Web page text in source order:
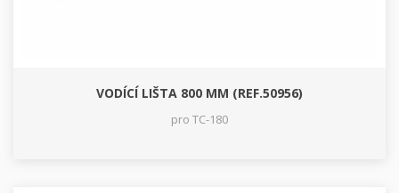
VODÍCÍ LIŠTA 800 MM (REF.50956)
pro TC-180